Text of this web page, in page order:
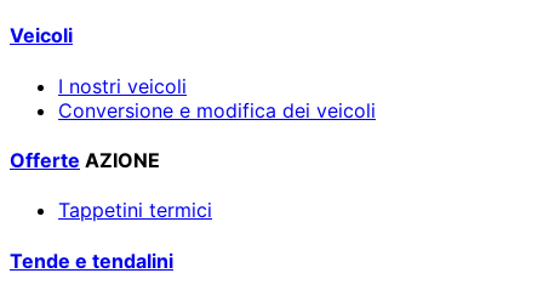
Veicoli
I nostri veicoli
Conversione e modifica dei veicoli
Offerte AZIONE
Tappetini termici
Tende e tendalini